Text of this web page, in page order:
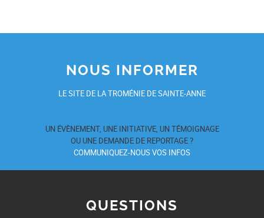
NOUS INFORMER
LE SITE DE LA TROMÉNIE DE SAINTE-ANNE
UN ÉVÈNEMENT, UNE INITIATIVE, UN TÉMOIGNAGE
OU UNE DEMANDE DE REPORTAGE ?
COMMUNIQUEZ-NOUS VOS INFOS
QUESTIONS